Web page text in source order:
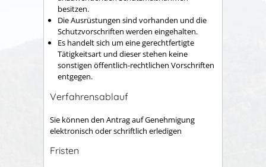
besitzen.
Die Ausrüstungen sind vorhanden und die
Schutzvorschriften werden eingehalten.
Es handelt sich um eine gerechtfertigte
Tätigkeitsart und dieser stehen keine
sonstigen öffentlich-rechtlichen Vorschriften
entgegen.
Verfahrensablauf
Sie können den Antrag auf Genehmigung
elektronisch oder schriftlich erledigen
Fristen